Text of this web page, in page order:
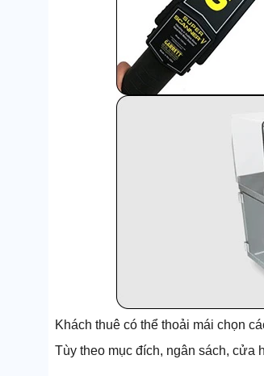
Khách thuê có thể thoải mái chọn
Tùy theo mục đích, ngân sách, cửa